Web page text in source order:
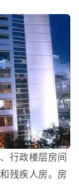
行政楼层房间
残疾人房。房